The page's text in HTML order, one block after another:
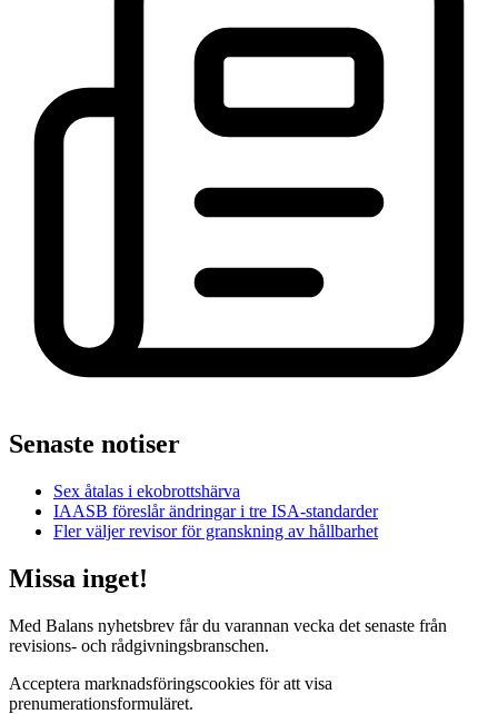
Senaste notiser
Sex åtalas i ekobrottshärva
IAASB föreslår ändringar i tre ISA-standarder
Fler väljer revisor för granskning av hållbarhet
Missa inget!
Med Balans nyhetsbrev får du varannan vecka det senaste från
revisions- och rådgivningsbranschen.
Acceptera marknadsföringscookies för att visa
prenumerationsformuläret.